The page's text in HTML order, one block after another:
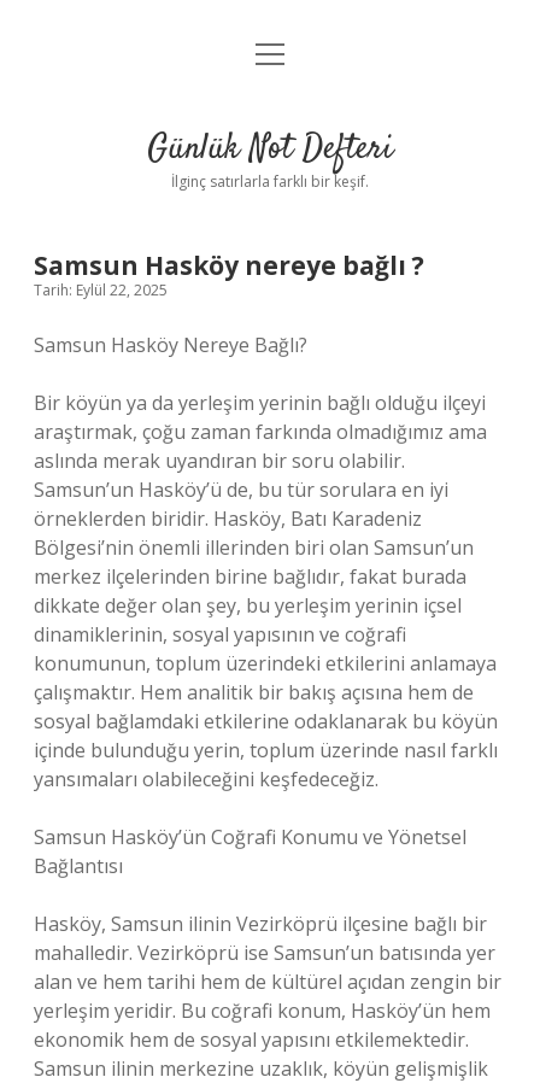
Anasayfa
Yasal Uyarı
menüyü
Günlük Not Defteri
İlginç satırlarla farklı bir keşif.
Samsun Hasköy nereye bağlı ?
Tarih: Eylül 22, 2025
Samsun Hasköy Nereye Bağlı?
Bir köyün ya da yerleşim yerinin bağlı olduğu ilçeyi
araştırmak, çoğu zaman farkında olmadığımız ama
aslında merak uyandıran bir soru olabilir.
Samsun’un Hasköy’ü de, bu tür sorulara en iyi
örneklerden biridir. Hasköy, Batı Karadeniz
Bölgesi’nin önemli illerinden biri olan Samsun’un
merkez ilçelerinden birine bağlıdır, fakat burada
dikkate değer olan şey, bu yerleşim yerinin içsel
dinamiklerinin, sosyal yapısının ve coğrafi
konumunun, toplum üzerindeki etkilerini anlamaya
çalışmaktır. Hem analitik bir bakış açısına hem de
sosyal bağlamdaki etkilerine odaklanarak bu köyün
içinde bulunduğu yerin, toplum üzerinde nasıl farklı
yansımaları olabileceğini keşfedeceğiz.
Samsun Hasköy’ün Coğrafi Konumu ve Yönetsel
Bağlantısı
Hasköy, Samsun ilinin Vezirköprü ilçesine bağlı bir
mahalledir. Vezirköprü ise Samsun’un batısında yer
alan ve hem tarihi hem de kültürel açıdan zengin bir
yerleşim yeridir. Bu coğrafi konum, Hasköy’ün hem
ekonomik hem de sosyal yapısını etkilemektedir.
Samsun ilinin merkezine uzaklık, köyün gelişmişlik